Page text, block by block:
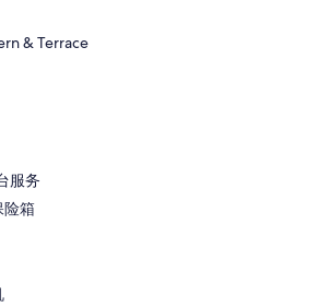
& Terrace
服务
险箱